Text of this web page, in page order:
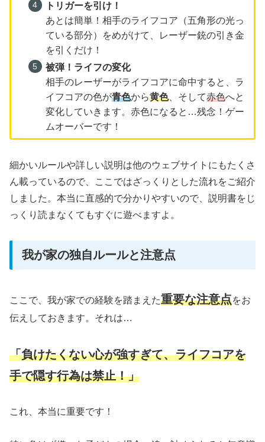
トリガーを引け！
あとは簡単！相手のライフコア（五角形の光っ
ている部分）をめがけて、レーザー銃の引き金
を引くだけ！
被弾！ライフの変化
相手のレーザーがライフコアに命中すると、ラ
イフコアの色が青色から黄色、そして赤色へと
変化していきます。赤色になると…残念！ゲー
ムオーバーです！
細かいルールや詳しい説明は他のウェブサイトにもたくさ
ん載っているので、ここではざっくりとした流れをご紹介
しました。本当に直感的で分かりやすいので、説明書をじ
っくり読まなくてもすぐに遊べますよ。
我が家の独自ルールと注意点
ここで、我が家での経験を踏まえた重要な注意点をお
伝えしておきます。それは…
「負けたくない心が強すぎて、ライフコアを
手で隠す行為は禁止！」
これ、本当に重要です！